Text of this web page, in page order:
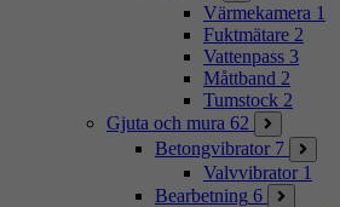
Värmekamera 1
Fuktmätare 2
Vattenpass 3
Måttband 2
Tumstock 2
Gjuta och mura 62
Betongvibrator 7
Valvvibrator 1
Bearbetning 6